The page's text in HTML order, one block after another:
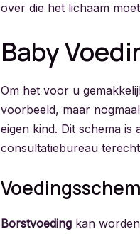
over die het lichaam
Baby
Om het voor u
voorbeeld, maar
eigen kind. Dit schema
consultatiebureau
Borstvoeding kan